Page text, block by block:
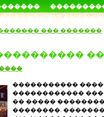
������
�����
��� �������
�����������
������������ ���
�� �����
��������.